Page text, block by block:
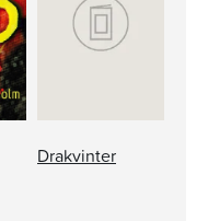
Drakvinter